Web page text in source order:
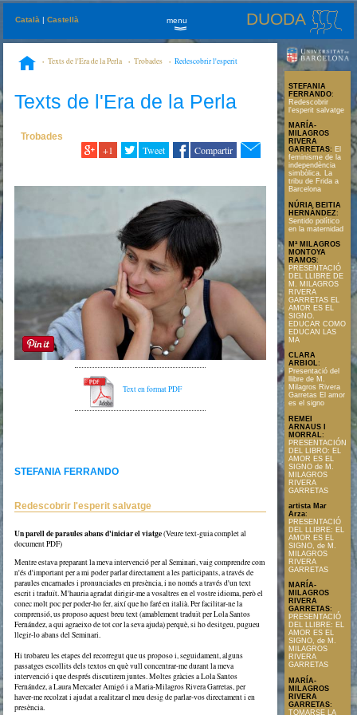
Català |Castellà DUODA
menu
»
Texts de l'Era de la Perla Trobades
Redescobrir l'esperit
Texts de l'Era de la Perla
Trobades
+1 Tweet Compartir
Text en format PDF
STEFANIA FERRANDO
Redescobrir l'esperit salvatge
Un parell de paraules abans d'iniciar el viatge(Veure text-guia complet al
document PDF)
Mentre estava preparant la meva intervenció per al Seminari, vaig comprendre com
n'és d'important per a mi poder parlar directament a les participants, a través de
paraules encarnades i pronunciades en presència, i no només a través d'un text
escrit i traduït. M'hauria agradat dirigir-me a vosaltres en el vostre idioma, però el
conec molt poc per poder-ho fer, així que ho faré en italià. Per facilitar-ne la
comprensió, us proposo aquest breu text (amablement traduït per Lola Santos
Fernández, a qui agraeixo de tot cor la seva ajuda) perquè, si ho desitgeu, pugueu
llegir-lo abans del Seminari.
Hi trobareu les etapes del recorregut que us proposo i, seguidament, alguns
passatges escollits dels textos en què vull concentrar-me durant la meva
intervenció i que després discutirem juntes. Moltes gràcies a Lola Santos
Fernández, a Laura Mercader Amigó i a Maria-Milagros Rivera Garretas, per
haver-me recolzat i ajudat a realitzar el meu desig de parlar-vos directament i en
presència.
STEFANIA
FERRANDO:
Redescobrir
l'esperit salvatge
MARÍA-
MILAGROS
RIVERA
GARRETAS: El
feminisme de la
independència
simbòlica. La
tribu de Frida a
Barcelona
NÚRIA BEITIA
HERNÁNDEZ:
Sentido político
en la maternidad
Mª MILAGROS
MONTOYA
RAMOS:
PRESENTACIÓ
DEL LLIBRE DE
M. MILAGROS
RIVERA
GARRETAS EL
AMOR ES EL
SIGNO.
EDUCAR COMO
EDUCAN LAS
MA
CLARA
ARBIOL:
Presentació del
llibre de M.
Milagros Rivera
Garretas El amor
es el signo
REMEI
ARNAUS I
MORRAL :
PRESENTACIÓN
DEL LIBRO: EL
AMOR ES EL
SIGNO de M.
MILAGROS
RIVERA
GARRETAS
artista Mar
Arza:
PRESENTACIÓ
DEL LLIBRE: EL
AMOR ES EL
SIGNO, de M.
MILAGROS
RIVERA
GARRETAS
MARÍA-
MILAGROS
RIVERA
GARRETAS:
PRESENTACIÓ
DEL LLIBRE: EL
AMOR ES EL
SIGNO, de M.
MILAGROS
RIVERA
GARRETAS
MARÍA-
MILAGROS
RIVERA
GARRETAS:
TOMARSE LA